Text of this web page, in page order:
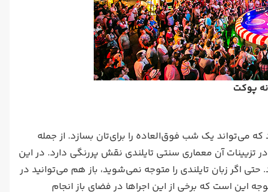
پوکت
یک شب فوق‌العاده را برای‌تان بسازد. از جمله
تزیینات آن معماری سنتی تایلندی نقش پررنگی دارد. در این
اگر زبان تایلندی را متوجه نمی‌شوید، باز هم می‌توانید در
است که برخی از این اجراها در فضای باز انجام